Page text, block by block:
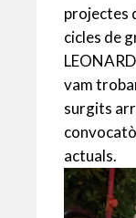
projectes
cicles de
vam
surgits
actuals.